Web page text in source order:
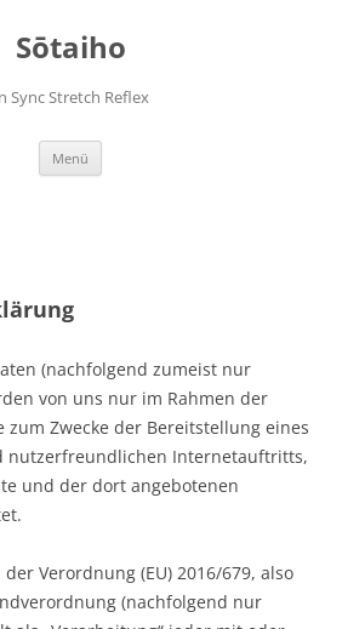
Sōtaiho
Sync Stretch Reflex
Menü
(nachfolgend zumeist nur
von uns nur im Rahmen der
zum Zwecke der Bereitstellung eines
nutzerfreundlichen Internetauftritts,
und der dort angebotenen
Verordnung (EU) 2016/679, also
(nachfolgend nur